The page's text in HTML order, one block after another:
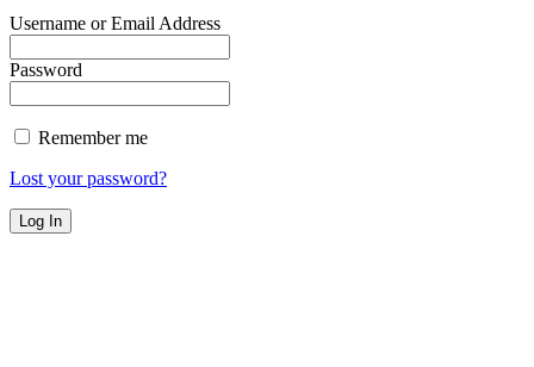
Username or Email Address
Password
Remember me
Lost your password?